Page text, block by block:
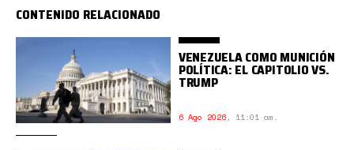
CONTENIDO RELACIONADO
VENEZUELA COMO MUNICIÓN
POLÍTICA: EL CAPITOLIO VS.
TRUMP
6 Ago 2026, 11:01 am.